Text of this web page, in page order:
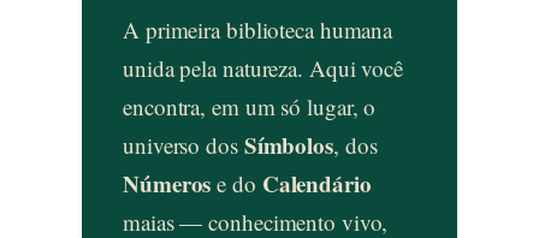
A primeira biblioteca humana
unida pela natureza. Aqui você
encontra, em um só lugar, o
universo dos Símbolos, dos
Números e do Calendário
maias — conhecimento vivo,